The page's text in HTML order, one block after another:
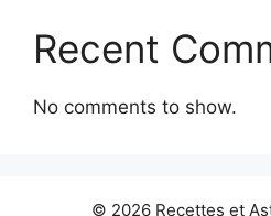
Recent
No comments to show.
© 2026 Recettes et